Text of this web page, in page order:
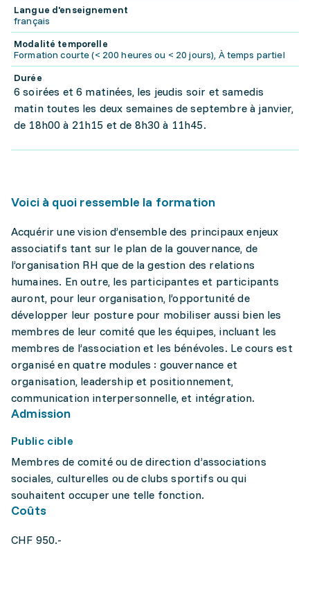
Langue d'enseignement
français
Modalité temporelle
Formation courte (< 200 heures ou < 20 jours), À temps partiel
Durée
6 soirées et 6 matinées, les jeudis soir et samedis
matin toutes les deux semaines de septembre à janvier,
de 18h00 à 21h15 et de 8h30 à 11h45.
Voici à quoi ressemble la formation
Acquérir une vision d’ensemble des principaux enjeux
associatifs tant sur le plan de la gouvernance, de
l’organisation RH que de la gestion des relations
humaines. En outre, les participantes et participants
auront, pour leur organisation, l’opportunité de
développer leur posture pour mobiliser aussi bien les
membres de leur comité que les équipes, incluant les
membres de l’association et les bénévoles. Le cours est
organisé en quatre modules : gouvernance et
organisation, leadership et positionnement,
communication interpersonnelle, et intégration.
Admission
Public cible
Membres de comité ou de direction d’associations
sociales, culturelles ou de clubs sportifs ou qui
souhaitent occuper une telle fonction.
Coûts
CHF 950.-